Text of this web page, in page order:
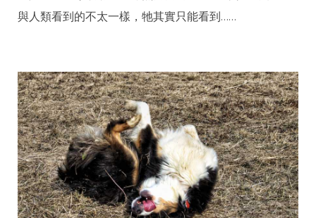
與人類看到的不太一樣，牠其實只能看到……